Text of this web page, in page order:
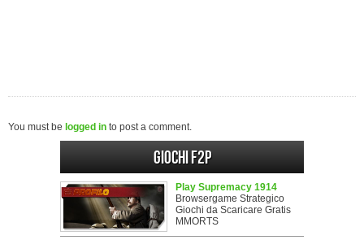
You must be logged in to post a comment.
Giochi F2P
Play Supremacy 1914
Browsergame Strategico
Giochi da Scaricare Gratis
MMORTS